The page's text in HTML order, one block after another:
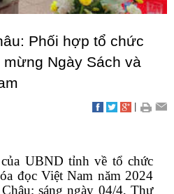
Phối hợp tổ chức
Ngày Sách và
UBND tỉnh về tổ chức
đọc Việt Nam năm 2024
sáng ngày 04/4, Thư